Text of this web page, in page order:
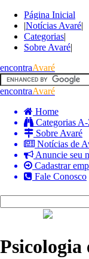
Página Inicial
|Notícias Avaré|
Categorias|
Sobre Avaré|
encontraAvaré
encontraAvaré
Home
Categorias
Sobre Avaré
Notícias de
Anuncie seu
Cadastrar
Fale Conosco
Psicologia